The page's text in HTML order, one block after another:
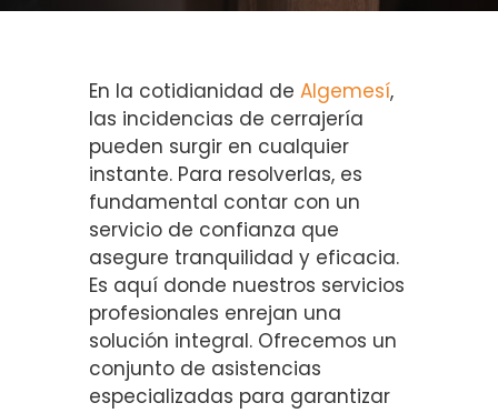
En la cotidianidad de Algemesí,
las incidencias de cerrajería
pueden surgir en cualquier
instante. Para resolverlas, es
fundamental contar con un
servicio de confianza que
asegure tranquilidad y eficacia.
Es aquí donde nuestros servicios
profesionales enrejan una
solución integral. Ofrecemos un
conjunto de asistencias
especializadas para garantizar